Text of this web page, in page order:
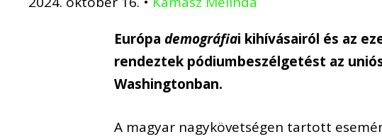
Európademográfiai kihívásairól és az
rendeztek pódiumbeszélgetést az
Washingtonban.
A magyar nagykövetségen tartott